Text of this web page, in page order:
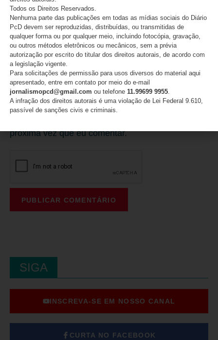
Site
Salvar meus dados neste navegador para a
próxima vez que eu comentar.
SIGA
INSCREVA-SE EM NOSSO CANAL
CURTA NO FACEBOOK
Todos os Direitos Reservados.
Nenhuma parte das publicações em todas as mídias sociais do Diário
PcD devem ser reproduzidas, distribuídas, ou transmitidas de
qualquer forma ou por qualquer meio, incluindo fotocópia, gravação,
ou outros métodos eletrônicos ou mecânicos, sem a prévia
autorização por escrito do titular dos direitos autorais, de acordo com
a legislação vigente.
Para solicitações de permissão para usos diversos do material aqui
apresentado, entre em contato por meio do e-mail
jornalismopcd@gmail.com ou telefone 11.99699 9955
A infração dos direitos autorais é uma violação de Lei Federal 9.610,
passível de sanções civis e criminais.